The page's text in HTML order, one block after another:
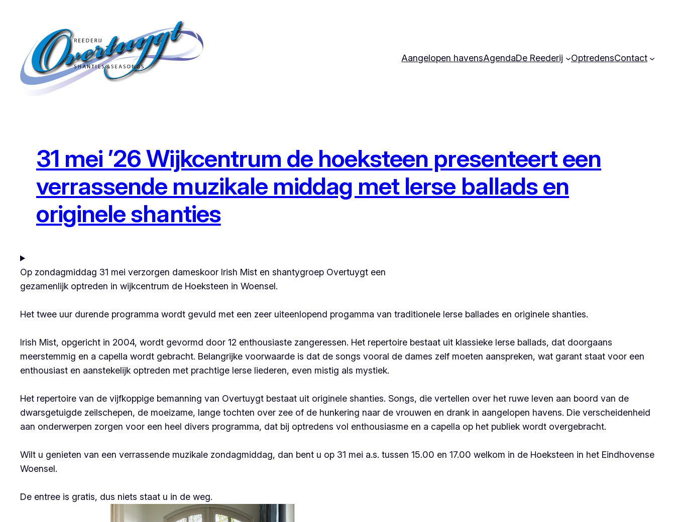
inhoud
Aangelopen havensAgendaDe Reederij OptredensContact
31 mei ’26 Wijkcentrum de hoeksteen presenteert een
verrassende muzikale middag met Ierse ballads en
originele shanties
Op zondagmiddag 31 mei verzorgen dameskoor Irish Mist en shantygroep Overtuygt een
gezamenlijk optreden in wijkcentrum de Hoeksteen in Woensel.
Het twee uur durende programma wordt gevuld met een zeer uiteenlopend progamma van traditionele Ierse ballades en originele shanties.
Irish Mist, opgericht in 2004, wordt gevormd door 12 enthousiaste zangeressen. Het repertoire bestaat uit klassieke Ierse ballads, dat doorgaans
meerstemmig en a capella wordt gebracht. Belangrijke voorwaarde is dat de songs vooral de dames zelf moeten aanspreken, wat garant staat voor een
enthousiast en aanstekelijk optreden met prachtige Ierse liederen, even mistig als mystiek.
Het repertoire van de vijfkoppige bemanning van Overtuygt bestaat uit originele shanties. Songs, die vertellen over het ruwe leven aan boord van de
dwarsgetuigde zeilschepen, de moeizame, lange tochten over zee of de hunkering naar de vrouwen en drank in aangelopen havens. Die verscheidenheid
aan onderwerpen zorgen voor een heel divers programma, dat bij optredens vol enthousiasme en a capella op het publiek wordt overgebracht.
Wilt u genieten van een verrassende muzikale zondagmiddag, dan bent u op 31 mei a.s. tussen 15.00 en 17.00 welkom in de Hoeksteen in het Eindhovense
Woensel.
De entree is gratis, dus niets staat u in de weg.